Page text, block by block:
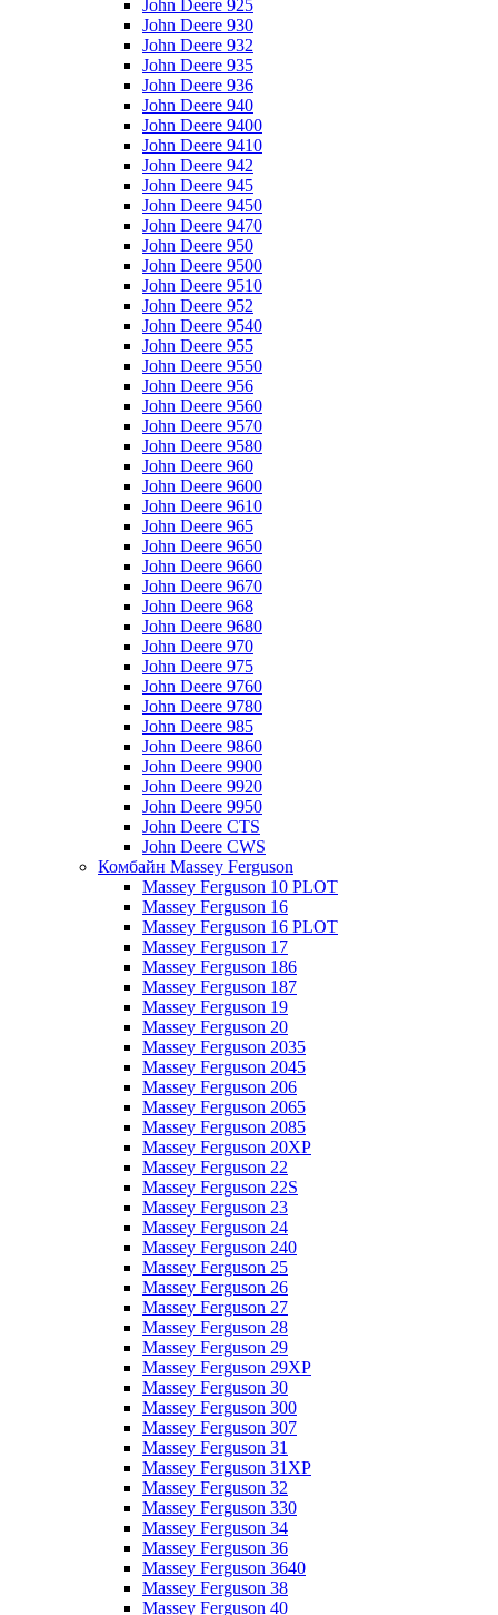
John Deere 925
John Deere 930
John Deere 932
John Deere 935
John Deere 936
John Deere 940
John Deere 9400
John Deere 9410
John Deere 942
John Deere 945
John Deere 9450
John Deere 9470
John Deere 950
John Deere 9500
John Deere 9510
John Deere 952
John Deere 9540
John Deere 955
John Deere 9550
John Deere 956
John Deere 9560
John Deere 9570
John Deere 9580
John Deere 960
John Deere 9600
John Deere 9610
John Deere 965
John Deere 9650
John Deere 9660
John Deere 9670
John Deere 968
John Deere 9680
John Deere 970
John Deere 975
John Deere 9760
John Deere 9780
John Deere 985
John Deere 9860
John Deere 9900
John Deere 9920
John Deere 9950
John Deere CTS
John Deere CWS
Комбайн Massey Ferguson
Massey Ferguson 10 PLOT
Massey Ferguson 16
Massey Ferguson 16 PLOT
Massey Ferguson 17
Massey Ferguson 186
Massey Ferguson 187
Massey Ferguson 19
Massey Ferguson 20
Massey Ferguson 2035
Massey Ferguson 2045
Massey Ferguson 206
Massey Ferguson 2065
Massey Ferguson 2085
Massey Ferguson 20XP
Massey Ferguson 22
Massey Ferguson 22S
Massey Ferguson 23
Massey Ferguson 24
Massey Ferguson 240
Massey Ferguson 25
Massey Ferguson 26
Massey Ferguson 27
Massey Ferguson 28
Massey Ferguson 29
Massey Ferguson 29XP
Massey Ferguson 30
Massey Ferguson 300
Massey Ferguson 307
Massey Ferguson 31
Massey Ferguson 31XP
Massey Ferguson 32
Massey Ferguson 330
Massey Ferguson 34
Massey Ferguson 36
Massey Ferguson 3640
Massey Ferguson 38
Massey Ferguson 40